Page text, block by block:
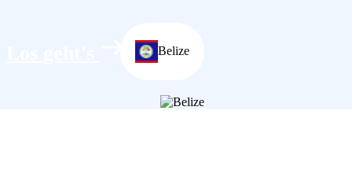
Belize